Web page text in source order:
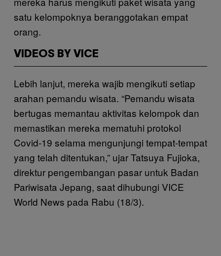
satu kelompoknya beranggotakan empat
orang.
VIDEOS BY VICE
Lebih lanjut, mereka wajib mengikuti setiap
arahan pemandu wisata. “Pemandu wisata
bertugas memantau aktivitas kelompok dan
memastikan mereka mematuhi protokol
Covid-19 selama mengunjungi tempat-tempat
yang telah ditentukan,” ujar Tatsuya Fujioka,
direktur pengembangan pasar untuk Badan
Pariwisata Jepang, saat dihubungi VICE
World News pada Rabu (18/3).